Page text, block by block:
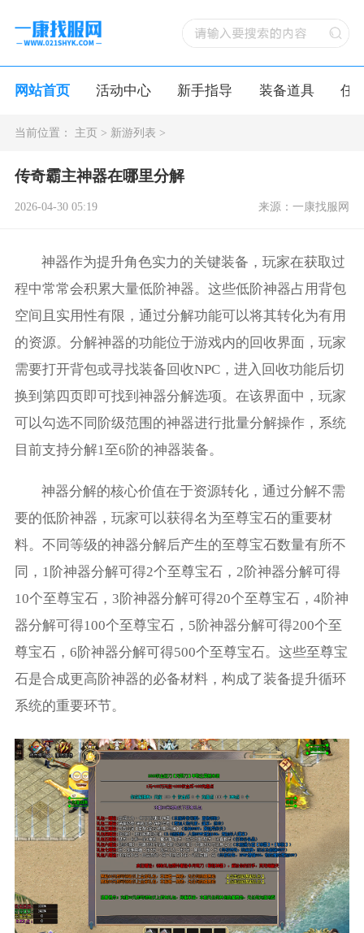
网站首页 活动中心 新手指导 装备道具 任
当前位置： 主页> 新游列表 >
传奇霸主神器在哪里分解
2026-04-30 05:19 来源：一康找服网
神器作为提升角色实力的关键装备，玩家在获取过
程中常常会积累大量低阶神器。这些低阶神器占用背包
空间且实用性有限，通过分解功能可以将其转化为有用
的资源。分解神器的功能位于游戏内的回收界面，玩家
需要打开背包或寻找装备回收NPC，进入回收功能后切
换到第四页即可找到神器分解选项。在该界面中，玩家
可以勾选不同阶级范围的神器进行批量分解操作，系统
目前支持分解1至6阶的神器装备。
神器分解的核心价值在于资源转化，通过分解不需
要的低阶神器，玩家可以获得名为至尊宝石的重要材
料。不同等级的神器分解后产生的至尊宝石数量有所不
同，1阶神器分解可得2个至尊宝石，2阶神器分解可得
10个至尊宝石，3阶神器分解可得20个至尊宝石，4阶神
器分解可得100个至尊宝石，5阶神器分解可得200个至
尊宝石，6阶神器分解可得500个至尊宝石。这些至尊宝
石是合成更高阶神器的必备材料，构成了装备提升循环
系统的重要环节。